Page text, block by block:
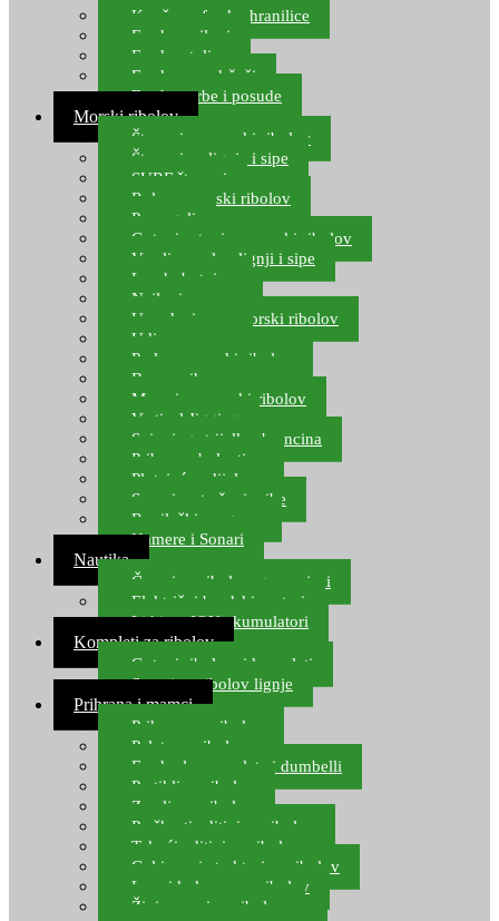
Kopče za feeder hranilice
Feeder najloni
Feeder stolice
Feeder arm držači
Feeder torbe i posude
Morski ribolov
Štapovi za morski ribolov
Štapovi za lignje i sipe
SURF štapovi
Role za morski ribolov
Parangali
Gotovi setovi za morski ribolov
Varalice za lov lignji i sipe
Lov hobotnice
Najloni za more
Upredenice za morski ribolov
Udice za more
Perle za morski ribolov
Brum prihrana za more
Mamci za morski ribolov
Vertical Jigging
Spinning strijelke, brancina
Pribor za bolentino
Plutajuća odijela
Sonari za traženje ribe
Ronilački program
Kamere i Sonari
Nautika
Čamci za ribolov, gumenjaci
Električni brodski motori
Lithium ION akumulatori
Kompleti za ribolov
Gotovi ribolovni kompleti
Setovi za ribolov lignje
Prihrana i mamci
Prihrana za ribolov
Pelete za ribolov
Feeder lovne pelete i dumbelli
Partikli za ribolov
Zemlja za ribolov
Praškasti aditivi za ribolov
Tekući aditivi za ribolov
Gel i sprej atraktori za ribolov
Lovni kukuruz za ribolov
Živi mamci za ribolov